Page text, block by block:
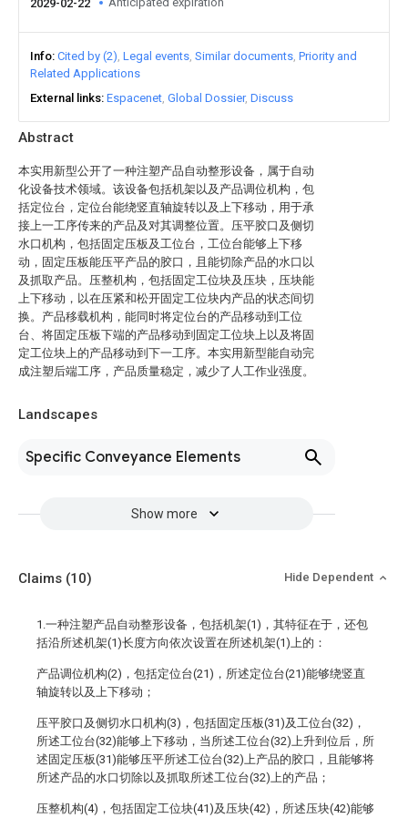
Abstract
本实用新型公开了一种注塑产品自动整形设备，属于自动
化设备技术领域。该设备包括机架以及产品调位机构，包
括定位台，定位台能绕竖直轴旋转以及上下移动，用于承
接上一工序传来的产品及对其调整位置。压平胶口及侧切
水口机构，包括固定压板及工位台，工位台能够上下移
动，固定压板能压平产品的胶口，且能切除产品的水口以
及抓取产品。压整机构，包括固定工位块及压块，压块能
上下移动，以在压紧和松开固定工位块内产品的状态间切
换。产品移载机构，能同时将定位台的产品移动到工位
台、将固定压板下端的产品移动到固定工位块上以及将固
定工位块上的产品移动到下一工序。本实用新型能自动完
成注塑后端工序，产品质量稳定，减少了人工作业强度。
Landscapes
Specific Conveyance Elements
Show more
2029-02-22
Info Cited by (2) Legal events Similar documents Priority and
Related Applications
External links Espacenet Global Dossier Discuss
Claims (10) Hide Dependent
1.一种注塑产品自动整形设备，包括机架(1)，其特征在于，还包
括沿所述机架(1)长度方向依次设置在所述机架(1)上的：
产品调位机构(2)，包括定位台(21)，所述定位台(21)能够绕竖直
轴旋转以及上下移动；
压平胶口及侧切水口机构(3)，包括固定压板(31)及工位台(32)，
所述工位台(32)能够上下移动，当所述工位台(32)上升到位后，所
述固定压板(31)能够压平所述工位台(32)上产品的胶口，且能够将
所述产品的水口切除以及抓取所述工位台(32)上的产品；
压整机构(4)，包括固定工位块(41)及压块(42)，所述压块(42)能够